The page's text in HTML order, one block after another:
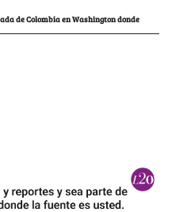
de Colombia en Washington donde